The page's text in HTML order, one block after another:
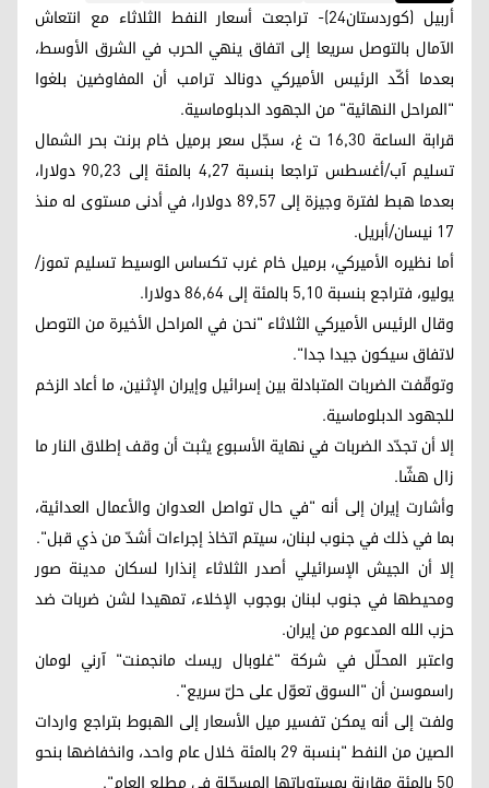
أربيل (كوردستان24)- تراجعت أسعار النفط الثلاثاء مع انتعاش
الآمال بالتوصل سريعا إلى اتفاق ينهي الحرب في الشرق الأوسط،
بعدما أكّد الرئيس الأميركي دونالد ترامب أن المفاوضين بلغوا
"المراحل النهائية" من الجهود الدبلوماسية.
قرابة الساعة 16,30 ت غ، سجّل سعر برميل خام برنت بحر الشمال
تسليم آب/أغسطس تراجعا بنسبة 4,27 بالمئة إلى 90,23 دولارا،
بعدما هبط لفترة وجيزة إلى 89,57 دولارا، في أدنى مستوى له منذ
17 نيسان/أبريل.
أما نظيره الأميركي، برميل خام غرب تكساس الوسيط تسليم تموز/
يوليو، فتراجع بنسبة 5,10 بالمئة إلى 86,64 دولارا.
وقال الرئيس الأميركي الثلاثاء "نحن في المراحل الأخيرة من التوصل
لاتفاق سيكون جيدا جدا".
وتوقّفت الضربات المتبادلة بين إسرائيل وإيران الإثنين، ما أعاد الزخم
للجهود الدبلوماسية.
إلا أن تجدّد الضربات في نهاية الأسبوع يثبت أن وقف إطلاق النار ما
زال هشّا.
وأشارت إيران إلى أنه "في حال تواصل العدوان والأعمال العدائية،
بما في ذلك في جنوب لبنان، سيتم اتخاذ إجراءات أشدّ من ذي قبل".
إلا أن الجيش الإسرائيلي أصدر الثلاثاء إنذارا لسكان مدينة صور
ومحيطها في جنوب لبنان بوجوب الإخلاء، تمهيدا لشن ضربات ضد
حزب الله المدعوم من إيران.
واعتبر المحلّل في شركة "غلوبال ريسك مانجمنت" آرني لومان
راسموسن أن "السوق تعوّل على حلّ سريع".
ولفت إلى أنه يمكن تفسير ميل الأسعار إلى الهبوط بتراجع واردات
الصين من النفط "بنسبة 29 بالمئة خلال عام واحد، وانخفاضها بنحو